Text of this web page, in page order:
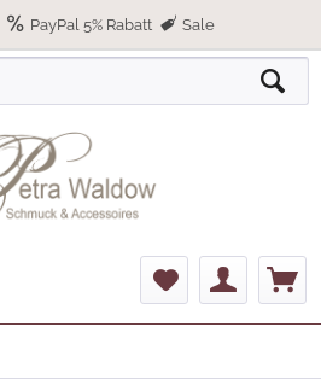
PayPal 5% Rabatt Sale